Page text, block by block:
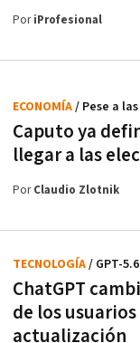
PoriProfesional
Caputo ya
llegar a las
ECONOMÍA/ Pese a
PorClaudio Zlotnik
ChatGPT
de los
actualización
TECNOLOGÍA/ GPT-